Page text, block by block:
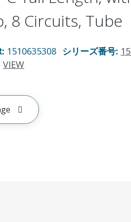
8 Circuits, Tube
: 1510635308 シリーズ番号:
VIEW